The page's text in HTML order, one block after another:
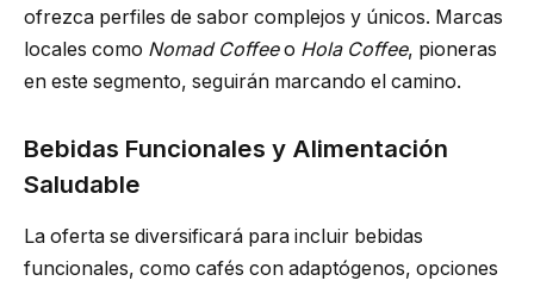
ofrezca perfiles de sabor complejos y únicos. Marcas
locales como Nomad Coffeeo Hola Coffee, pioneras
en este segmento, seguirán marcando el camino.
Bebidas Funcionales y Alimentación
Saludable
La oferta se diversificará para incluir bebidas
funcionales, como cafés con adaptógenos, opciones